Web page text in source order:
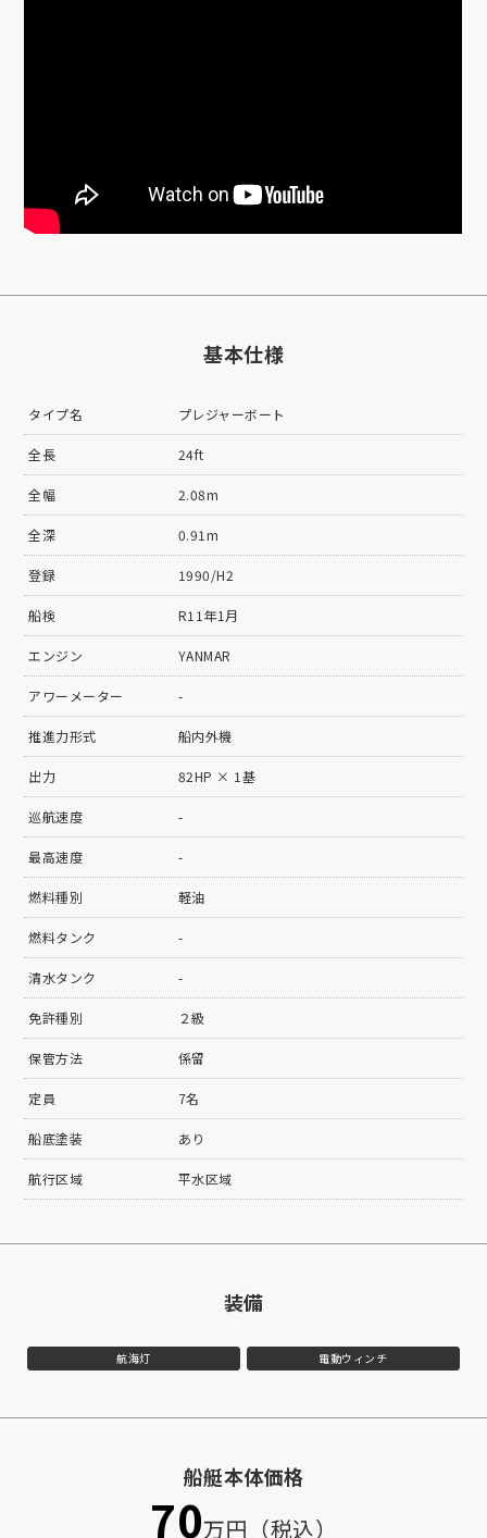
基本仕様
タイプ名 プレジャーボート
全長 24ft
全幅 2.08m
全深 0.91m
登録 1990/H2
船検 R11年1月
エンジン YANMAR
アワーメーター -
推進力形式 船内外機
出力 82HP × 1基
巡航速度 -
最高速度 -
燃料種別 軽油
燃料タンク -
清水タンク -
免許種別 ２級
保管方法 係留
定員 7名
船底塗装 あり
航行区域 平水区域
装備
航海灯 電動ウィンチ
船艇本体価格
70万円（税込）